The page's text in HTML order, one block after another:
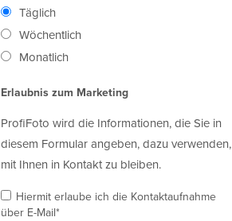
Täglich
Wöchentlich
Monatlich
Erlaubnis zum Marketing
ProfiFoto wird die Informationen, die Sie in
diesem Formular angeben, dazu verwenden,
mit Ihnen in Kontakt zu bleiben.
Hiermit erlaube ich die Kontaktaufnahme
über E-Mail*